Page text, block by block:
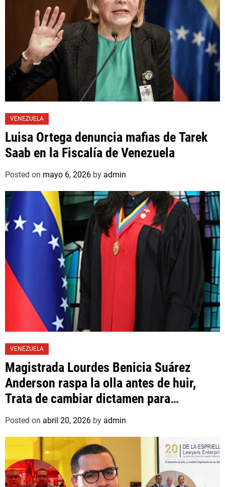
VENEZUELA
Luisa Ortega denuncia mafias de Tarek
Saab en la Fiscalía de Venezuela
Posted on mayo 6, 2026 by admin
VENEZUELA
Magistrada Lourdes Benicia Suárez
Anderson raspa la olla antes de huir,
Trata de cambiar dictamen para
favorecer a mafioso que René Díaz
Toledo, expropietario de «Superautos
Las Mercedes»
Posted on abril 20, 2026 by admin